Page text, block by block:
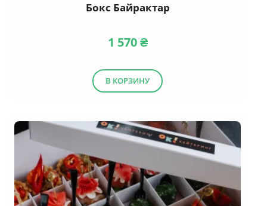
Бокс Байрактар
1 570₴
В КОРЗИНУ